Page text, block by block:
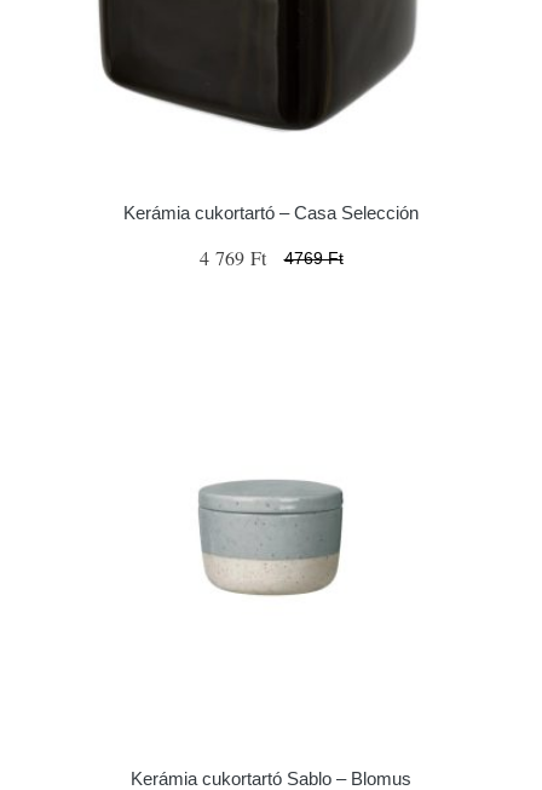
Kerámia cukortartó – Casa Selección
4 769 Ft 4769 Ft
Kerámia cukortartó Sablo – Blomus